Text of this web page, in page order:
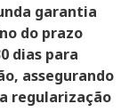
garantia
do prazo
dias para
assegurando
regularização